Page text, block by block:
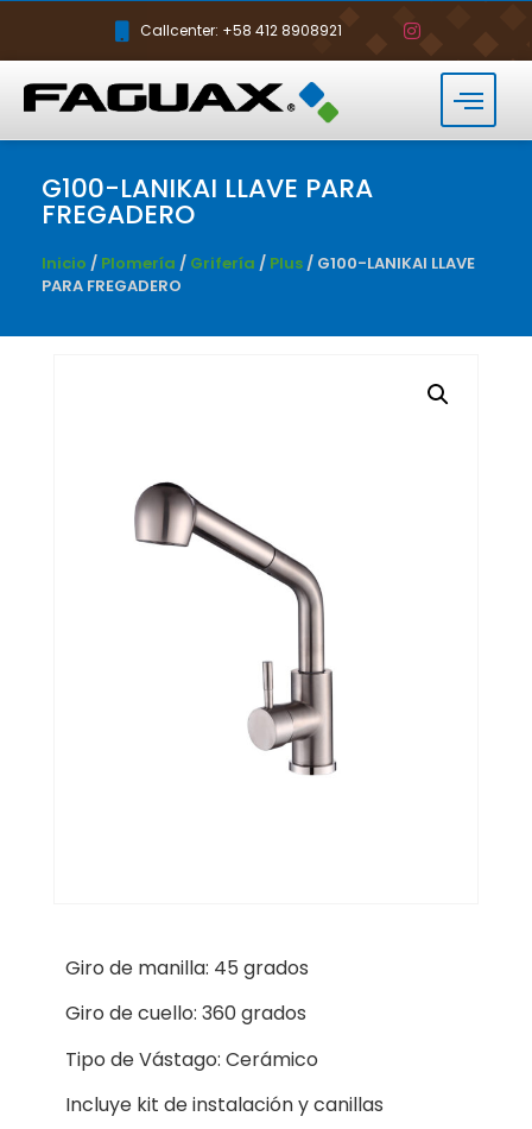
Callcenter: +58 412 8908921
G100-LANIKAI LLAVE PARA
FREGADERO
Inicio / Plomería / Grifería / Plus/ G100-LANIKAI LLAVE
PARA FREGADERO
Giro de manilla: 45 grados
Giro de cuello: 360 grados
Tipo de Vástago: Cerámico
Incluye kit de instalación y canillas